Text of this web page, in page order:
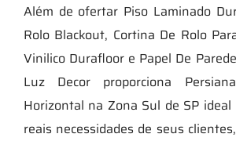
Além de ofertar Piso Laminado
Rolo Blackout, Cortina De Rolo
Vinilico Durafloor e Papel De
Luz Decor proporciona
Horizontal na Zona Sul de SP
reais necessidades de seus